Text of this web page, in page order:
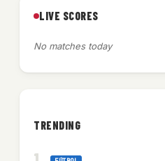
LIVE SCORES
No matches today
TRENDING